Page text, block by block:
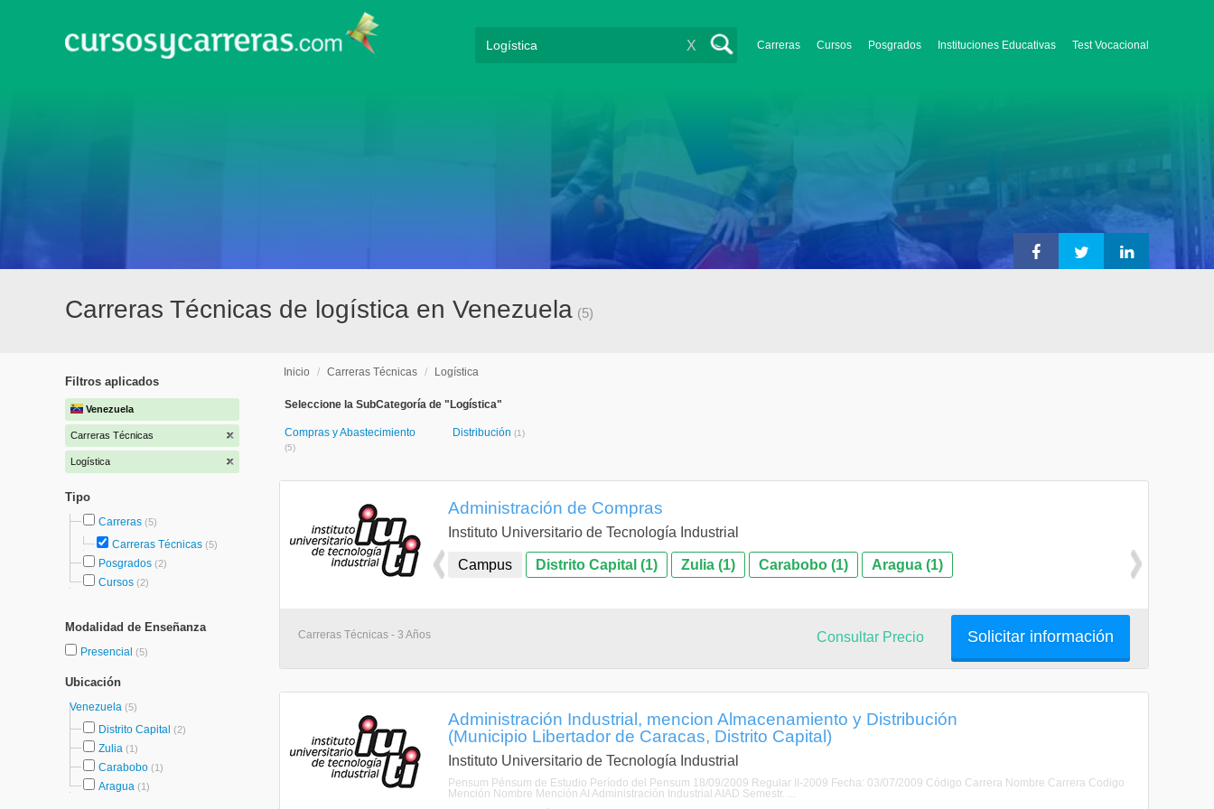
Carreras Cursos Posgrados Instituciones Educativas Test Vocacional
X
Carreras Técnicas de logística en Venezuela (5)
Filtros aplicados
Venezuela
Carreras Técnicas
Logística
Tipo
Carreras (5)
Carreras Técnicas (5)
Posgrados (2)
Cursos (2)
Modalidad de Enseñanza
Presencial (5)
Ubicación
Venezuela (5)
Distrito Capital (2)
Zulia (1)
Carabobo (1)
Aragua (1)
Inicio / Carreras Técnicas / Logística
Seleccione la SubCategoría de "Logística"
Compras y Abastecimiento
(5)
Distribución (1)
Administración de Compras
Instituto Universitario de Tecnología Industrial
Campus Distrito Capital (1) Zulia (1) Carabobo (1) Aragua (1)
Carreras Técnicas - 3 Años Solicitar información
Consultar Precio
Administración Industrial, mencion Almacenamiento y Distribución
(Municipio Libertador de Caracas, Distrito Capital)
Instituto Universitario de Tecnología Industrial
Pensum Pénsum de Estudio Período del Pensum 18/09/2009 Regular II-2009 Fecha: 03/07/2009 Código Carrera Nombre Carrera Codigo
Mención Nombre Mención AI Administración Industrial AIAD Semestr. ...